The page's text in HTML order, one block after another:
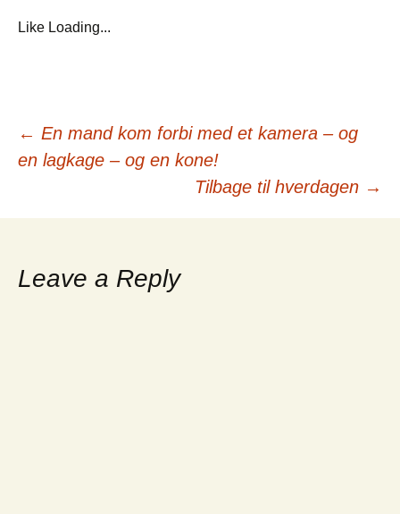
Like Loading...
Post
navigation
← En mand kom forbi med et kamera – og
en lagkage – og en kone!
Tilbage til hverdagen →
Leave a Reply